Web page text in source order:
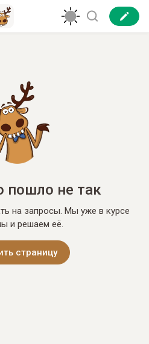
пошло не так
на запросы. Мы уже в курсе
и решаем её.
страницу